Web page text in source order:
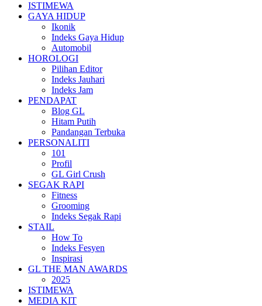
ISTIMEWA
GAYA HIDUP
Ikonik
Indeks Gaya Hidup
Automobil
HOROLOGI
Pilihan Editor
Indeks Jauhari
Indeks Jam
PENDAPAT
Blog GL
Hitam Putih
Pandangan Terbuka
PERSONALITI
101
Profil
GL Girl Crush
SEGAK RAPI
Fitness
Grooming
Indeks Segak Rapi
STAIL
How To
Indeks Fesyen
Inspirasi
GL THE MAN AWARDS
2025
ISTIMEWA
MEDIA KIT